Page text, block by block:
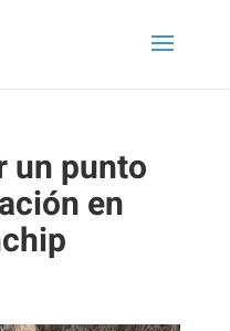
un punto
en